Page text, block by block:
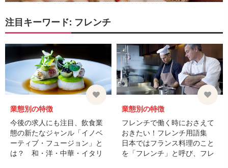
注目キーワード: フレンチ
業態別の特徴
今後の求人にも注目、飲食業
態の新たなジャンル「イノベ
ーティブ・フュージョン」と
は？ 和・洋・中華・イタリ
業態別の特徴
フレンチで働く時におさえて
おきたい！フレンチ用語集
日本ではフランス料理のこと
を「フレンチ」と呼び、フレ